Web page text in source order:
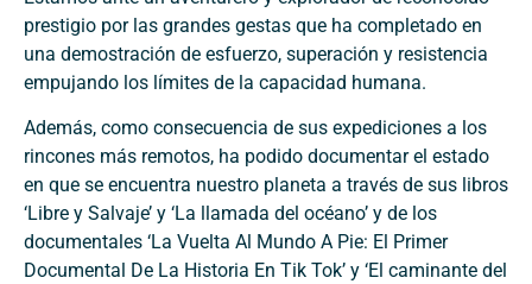
prestigio por las grandes gestas que ha completado en
una demostración de esfuerzo, superación y resistencia
empujando los límites de la capacidad humana.
Además, como consecuencia de sus expediciones a los
rincones más remotos, ha podido documentar el estado
en que se encuentra nuestro planeta a través de sus libros
‘Libre y Salvaje’ y ‘La llamada del océano’ y de los
documentales ‘La Vuelta Al Mundo A Pie: El Primer
Documental De La Historia En Tik Tok’ y ‘El caminante del